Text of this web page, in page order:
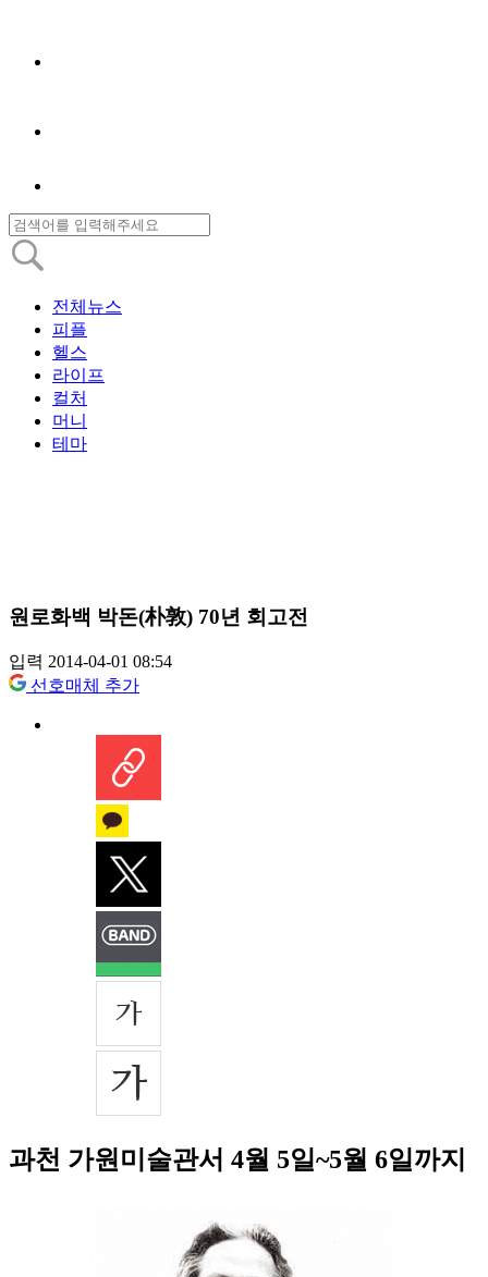
전체뉴스
피플
헬스
라이프
컬처
머니
테마
원로화백 박돈(朴敦) 70년 회고전
입력 2014-04-01 08:54
선호매체 추가
과천 가원미술관서 4월 5일~5월 6일까지